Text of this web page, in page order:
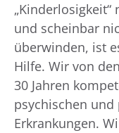
und scheinbar
überwinden, ist
Hilfe. Wir von den
30 Jahren
psychischen
Erkrankungen.